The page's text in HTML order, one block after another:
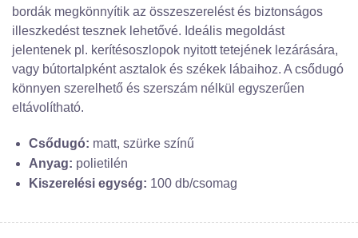
bordák megkönnyítik az összeszerelést és biztonságos
illeszkedést tesznek lehetővé. Ideális megoldást
jelentenek pl. kerítésoszlopok nyitott tetejének lezárására,
vagy bútortalpként asztalok és székek lábaihoz. A csődugó
könnyen szerelhető és szerszám nélkül egyszerűen
eltávolítható.
Csődugó: matt, szürke színű
Anyag: polietilén
Kiszerelési egység: 100 db/csomag